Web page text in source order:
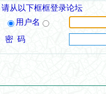
请从以下框框登录论坛
用户名
密 码